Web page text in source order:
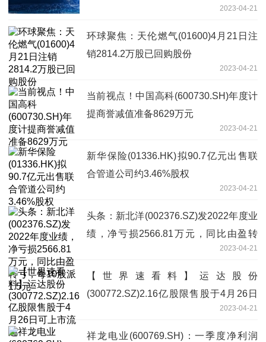
2023-04-21
环球聚焦：天伦燃气(01600)4月21日注
销2814.2万股已回购股份
2023-04-21
当前视点！中国高科(600730.SH)年度计
提商誉减值准备8629万元
2023-04-21
新华保险(01336.HK)拟90.7亿元出售联
合管道公司约3.46%股权
2023-04-21
头条：新北洋(002376.SZ)发2022年度业
绩，净亏损2566.81万元，同比由盈转
2023-04-21
【世界速看料】运达股份
(300772.SZ)2.16亿股限售股于4月26日
2023-04-21
祥龙电业(600769.SH)：一季度净利润